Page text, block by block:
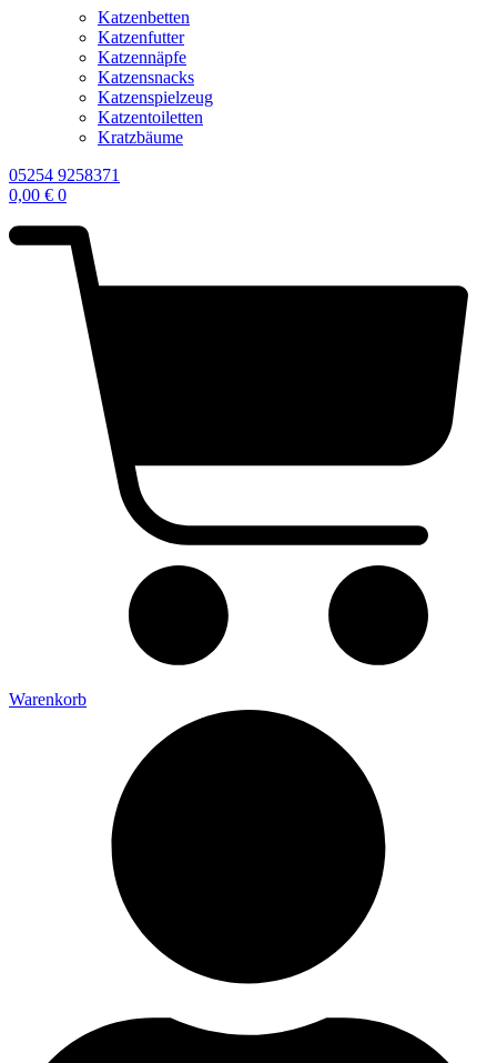
Katzenbetten
Katzenfutter
Katzennäpfe
Katzensnacks
Katzenspielzeug
Katzentoiletten
Kratzbäume
05254 9258371
0,00 € 0
Warenkorb